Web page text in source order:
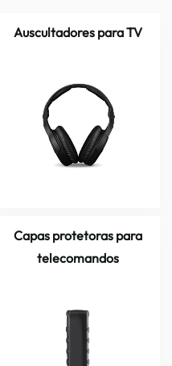
Auscultadores para TV
Capas protetoras para
telecomandos